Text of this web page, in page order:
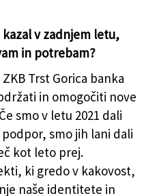
kazal v zadnjem letu,
in potrebam?
Trst Gorica banka
in omogočiti nove
smo v letu 2021 dali
smo jih lani dali
kot leto prej.
ki gredo v kakovost,
naše identitete in